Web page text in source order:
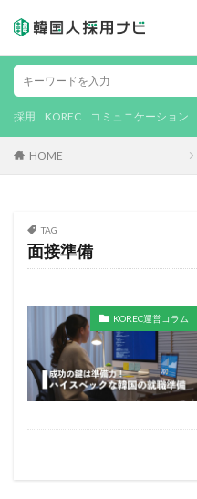
採用 KOREC コミュニケーション
HOME
TAG
面接準備
KOREC運営コラム